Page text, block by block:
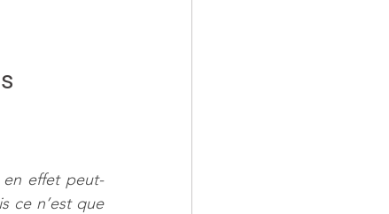
en effet peut-
ce n’est que